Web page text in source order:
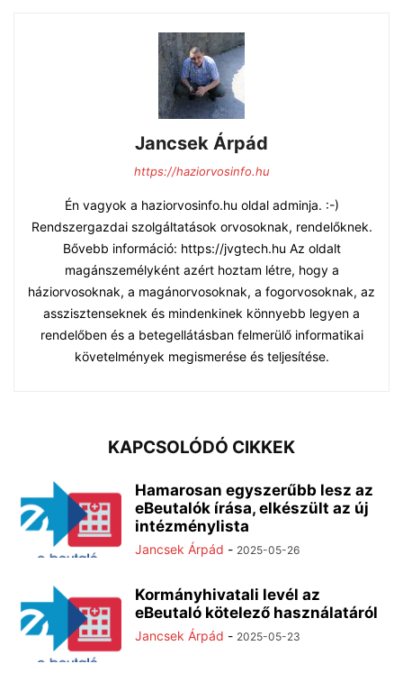
Jancsek Árpád
https://haziorvosinfo.hu
Én vagyok a haziorvosinfo.hu oldal adminja. :-)
Rendszergazdai szolgáltatások orvosoknak, rendelőknek.
Bővebb információ: https://jvgtech.hu Az oldalt
magánszemélyként azért hoztam létre, hogy a
háziorvosoknak, a magánorvosoknak, a fogorvosoknak, az
asszisztenseknek és mindenkinek könnyebb legyen a
rendelőben és a betegellátásban felmerülő informatikai
követelmények megismerése és teljesítése.
KAPCSOLÓDÓ CIKKEK
Hamarosan egyszerűbb lesz az
eBeutalók írása, elkészült az új
intézménylista
Jancsek Árpád - 2025-05-26
Kormányhivatali levél az
eBeutaló kötelező használatáról
Jancsek Árpád - 2025-05-23